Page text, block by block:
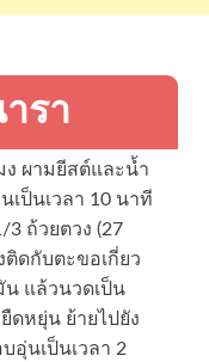
รา
ง ผามยีสต์และน้ำ
เป็นเวลา 10 นาที
ถ้วยตวง (27
ดกับตะขอเกี่ยว
แล้วนวดเป็น
ดหยุ่น ย้ายไปยัง
นเป็นเวลา 2